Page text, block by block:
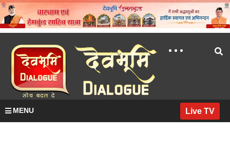
MENU Live TV